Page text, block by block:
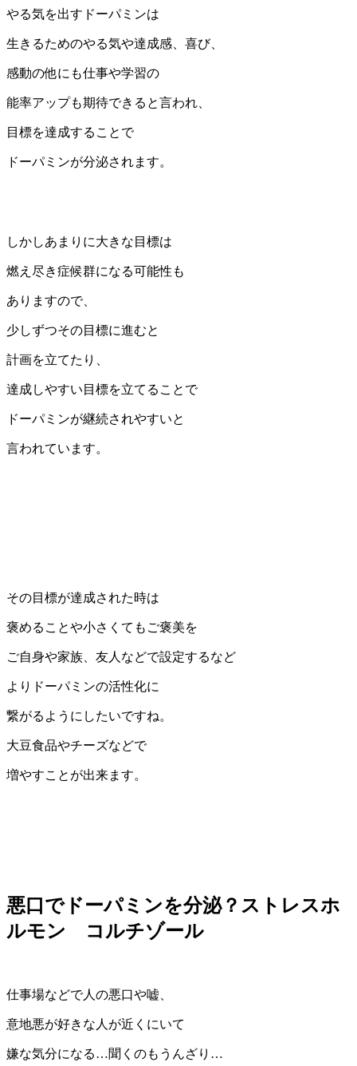
やる気を出すドーパミンは
生きるためのやる気や達成感、喜び、
感動の他にも仕事や学習の
能率アップも期待できると言われ、
目標を達成することで
ドーパミンが分泌されます。
しかしあまりに大きな目標は
燃え尽き症候群になる可能性も
ありますので、
少しずつその目標に進むと
計画を立てたり、
達成しやすい目標を立てることで
ドーパミンが継続されやすいと
言われています。
その目標が達成された時は
褒めることや小さくてもご褒美を
ご自身や家族、友人などで設定するなど
よりドーパミンの活性化に
繋がるようにしたいですね。
大豆食品やチーズなどで
増やすことが出来ます。
悪口でドーパミンを分泌？ストレスホ
ルモン コルチゾール
仕事場などで人の悪口や嘘、
意地悪が好きな人が近くにいて
嫌な気分になる…聞くのもうんざり…